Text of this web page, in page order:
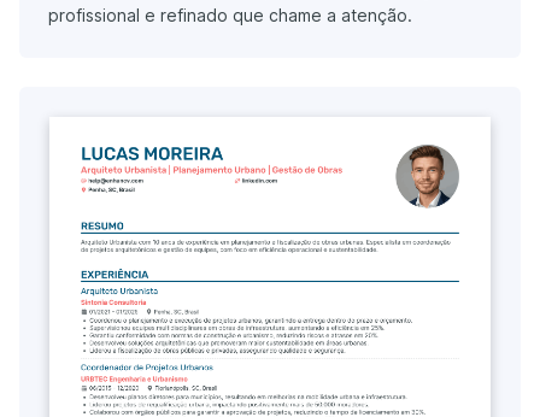
profissional e refinado que chame a atenção.